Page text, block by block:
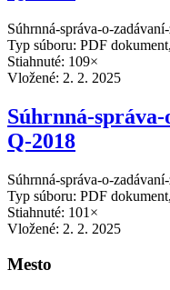
Súhrnná-správa-o-
Typ súboru: PDF
Stiahnuté: 109×
Vložené: 2. 2. 2025
Súhrnná-
Q-2018
Súhrnná-správa-o-
Typ súboru: PDF
Stiahnuté: 101×
Vložené: 2. 2. 2025
Mesto